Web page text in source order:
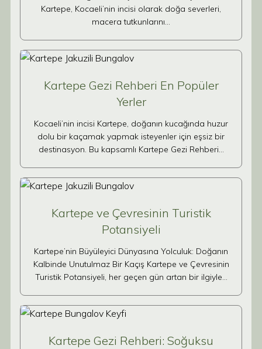
Kartepe, Kocaeli’nin incisi olarak doğa severleri,
macera tutkunlarını…
Kartepe Gezi Rehberi En Popüler
Yerler
Kocaeli’nin incisi Kartepe, doğanın kucağında huzur
dolu bir kaçamak yapmak isteyenler için eşsiz bir
destinasyon. Bu kapsamlı Kartepe Gezi Rehberi…
Kartepe ve Çevresinin Turistik
Potansiyeli
Kartepe’nin Büyüleyici Dünyasına Yolculuk: Doğanın
Kalbinde Unutulmaz Bir Kaçış Kartepe ve Çevresinin
Turistik Potansiyeli, her geçen gün artan bir ilgiyle…
Kartepe Gezi Rehberi: Soğuksu